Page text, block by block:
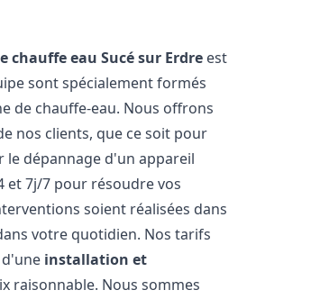
chauffe eau Sucé sur Erdre est
sont spécialement formés
de chauffe-eau. Nous offrons
nos clients, que ce soit pour
dépannage d'un appareil
et 7j/7 pour résoudre vos
soient réalisées dans
votre quotidien. Nos tarifs
installation et
raisonnable. Nous sommes